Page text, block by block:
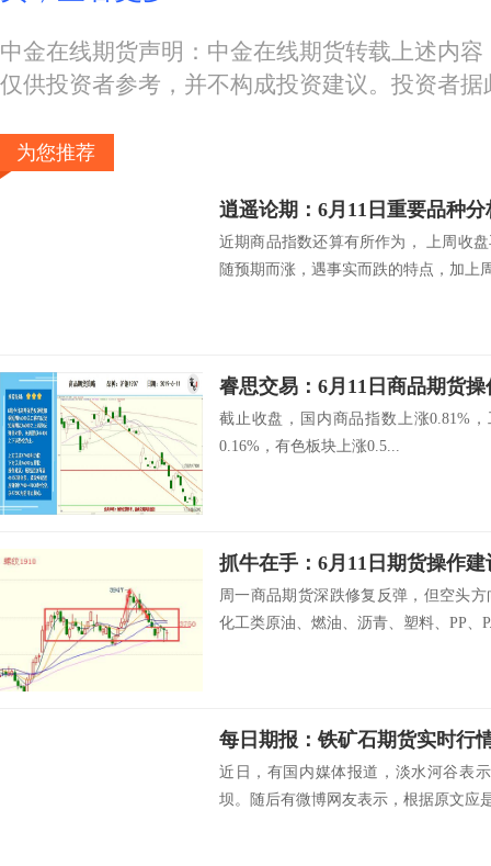
中金在线期货声明：中金在线期货转载上述内
仅供投资者参考，并不构成投资建议。投资者
为您推荐
逍遥论期：6月11日重要品种
近期商品指数还算有所作为， 上周收
随预期而涨，遇事实而跌的特点，加上
睿思交易：6月11日商品期货操
截止收盘，国内商品指数上涨0.81%
0.16%，有色板块上涨0.5...
抓牛在手：6月11日期货操作建
周一商品期货深跌修复反弹，但空头
化工类原油、燃油、沥青、塑料、PP、
近日，有国内媒体报道，淡水河谷表
坝。随后有微博网友表示，根据原文应